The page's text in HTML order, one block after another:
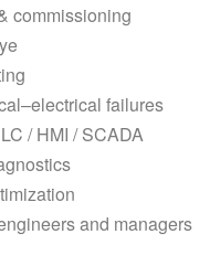
commissioning
failures
/ HMI / SCADA
and managers